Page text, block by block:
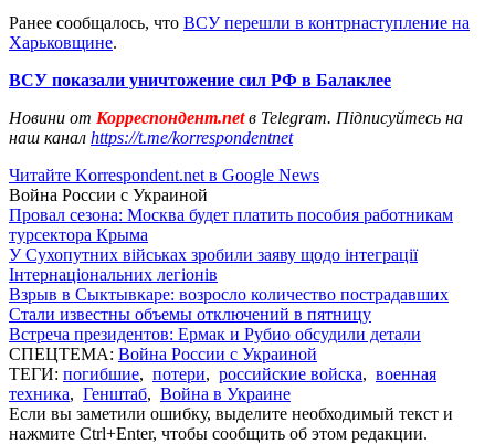
Ранее сообщалось, что ВСУ перешли в контрнаступление на
Харьковщине.
ВСУ показали уничтожение сил РФ в Балаклее
Новини от Корреспондент.netв Telegram. Підписуйтесь на
наш канал https://t.me/korrespondentnet
Читайте Korrespondent.net в Google News
Война России с Украиной
Провал сезона: Москва будет платить пособия работникам
турсектора Крыма
У Сухопутних військах зробили заяву щодо інтеграції
Інтернаціональних легіонів
Взрыв в Сыктывкаре: возросло количество пострадавших
Стали известны объемы отключений в пятницу
Встреча президентов: Ермак и Рубио обсудили детали
СПЕЦТЕМА: Война России с Украиной
ТЕГИ: погибшие, потери, российские войска, военная
техника, Генштаб, Война в Украине
Если вы заметили ошибку, выделите необходимый текст и
нажмите Ctrl+Enter, чтобы сообщить об этом редакции.